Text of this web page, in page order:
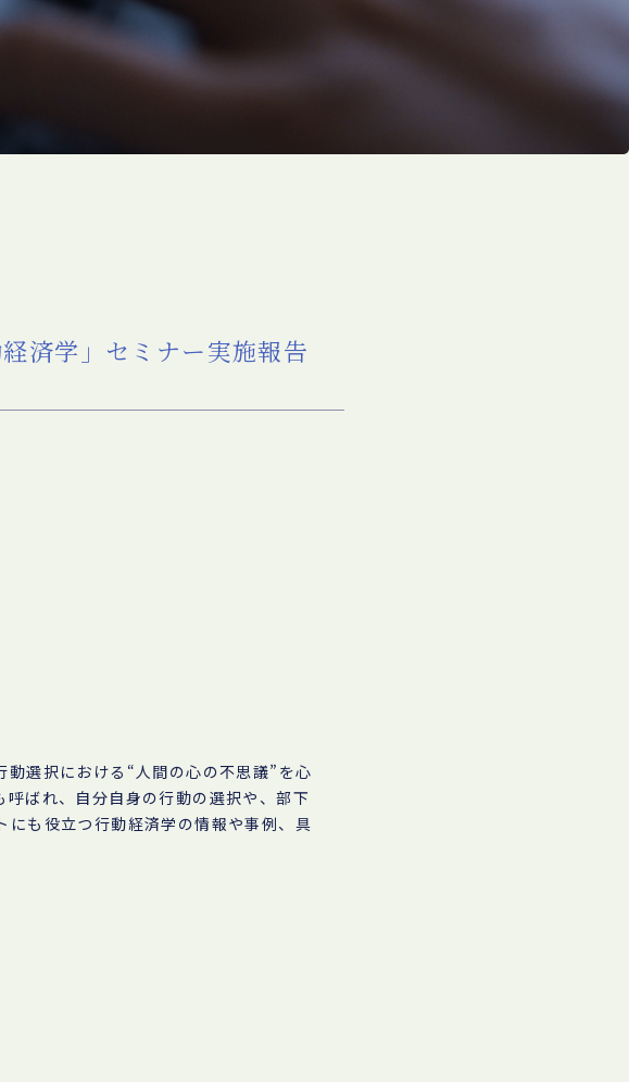
済学」セミナー実施報告
選択における“人間の心の不思議”を心
ばれ、自分自身の行動の選択や、部下
も役立つ行動経済学の情報や事例、具